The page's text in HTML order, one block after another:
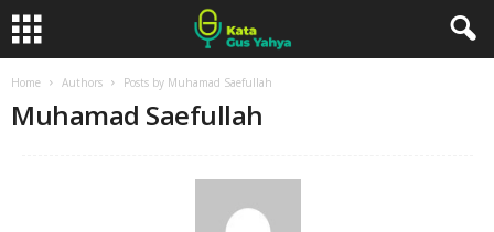
Home Authors Posts by Muhamad Saefullah
Muhamad Saefullah